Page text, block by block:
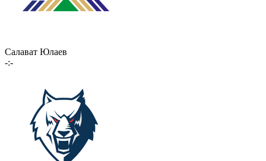
Салават Юлаев
-:-